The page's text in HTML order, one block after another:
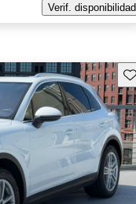
Verif. disponibilidad